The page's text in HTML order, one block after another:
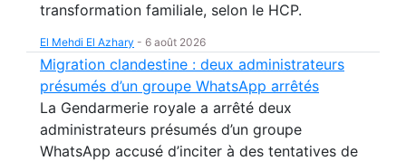
transformation familiale, selon le HCP.
El Mehdi El Azhary - 6 août 2026
Migration clandestine : deux administrateurs
présumés d’un groupe WhatsApp arrêtés
La Gendarmerie royale a arrêté deux
administrateurs présumés d’un groupe
WhatsApp accusé d’inciter à des tentatives de